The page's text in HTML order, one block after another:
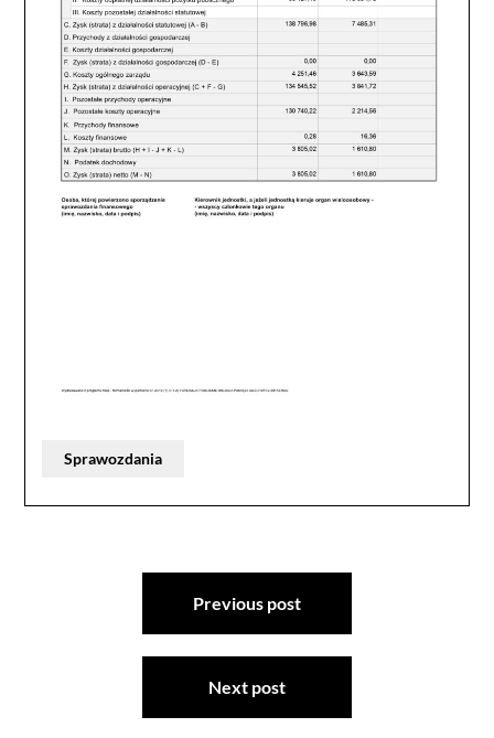
Sprawozdania
Nawigacja
Previous post
Next post